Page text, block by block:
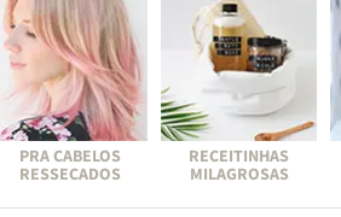
PRA CABELOS
RESSECADOS
RECEITINHAS
MILAGROSAS